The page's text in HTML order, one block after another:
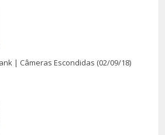
| Câmeras Escondidas (02/09/18)